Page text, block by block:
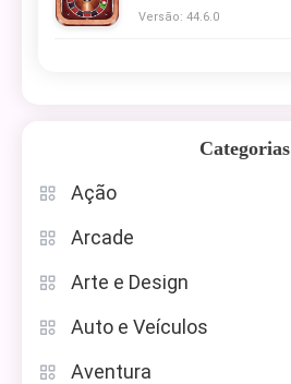
Versão: 44.6.0
Categorias
Ação
Arcade
Arte e Design
Auto e Veículos
Aventura